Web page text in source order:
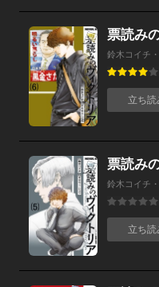
票読み
鈴木コイチ
立ち読
票読み
鈴木コイチ
立ち読